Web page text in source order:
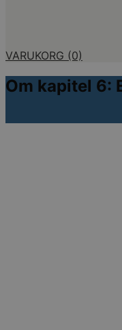
VARUKORG (0)
Om kapitel 6: